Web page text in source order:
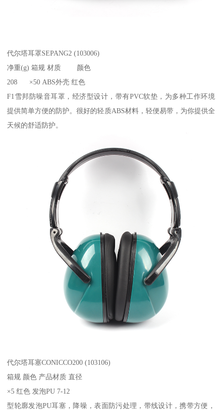
代尔塔耳罩SEPANG2 (103006)
净重(g) 箱规 材质 颜色
208 ×50 ABS外壳 红色
F1雪邦防噪音耳罩，经济型设计，带有PVC软垫，为多种工作环境
提供简单方便的防护。很好的轻质ABS材料，轻便易带，为你提供全
天候的舒适防护。
代尔塔耳塞CONICCO200 (103106)
箱规 颜色 产品材质 直径
×5 红色 发泡PU 7-12
型轮廓发泡PU耳塞，降噪，表面防污处理，带线设计，携带方便，